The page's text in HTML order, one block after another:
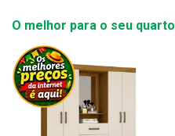
O melhor para o seu quarto